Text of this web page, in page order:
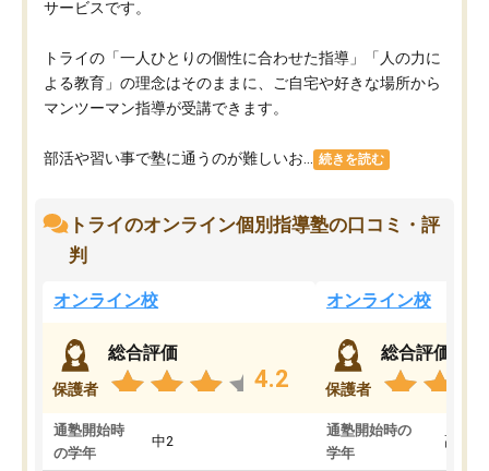
サービスです。
トライの「一人ひとりの個性に合わせた指導」「人の力に
よる教育」の理念はそのままに、ご自宅や好きな場所から
マンツーマン指導が受講できます。
部活や習い事で塾に通うのが難しいお... 続きを読む
トライのオンライン個別指導塾の口コミ・評
判
オンライン校
保護者
総合評価
4.2
通塾開始時
の学年
中2
オンライン校
保護者
総合評価
通塾開始時の
学年
高3